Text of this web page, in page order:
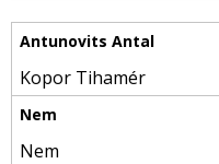
Kopor Tihamér
Nem